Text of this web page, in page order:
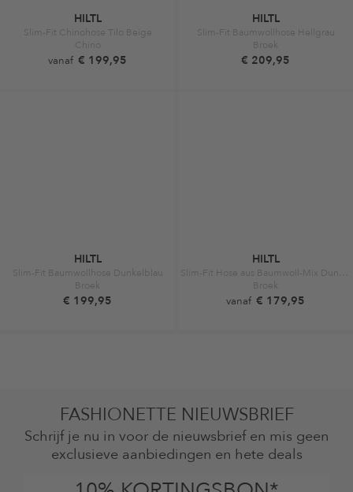
HILTL
Slim-Fit Chinohose Tilo Beige
Chino
vanaf € 199,95
HILTL
Slim-Fit Baumwollhose Hellgrau
Broek
€ 209,95
HILTL
Slim-Fit Baumwollhose Dunkelblau
Broek
€ 199,95
HILTL
Broek
vanaf € 179,95
FASHIONETTE NIEUWSBRIEF
Schrijf je nu in voor de nieuwsbrief en mis geen
exclusieve aanbiedingen en hete deals